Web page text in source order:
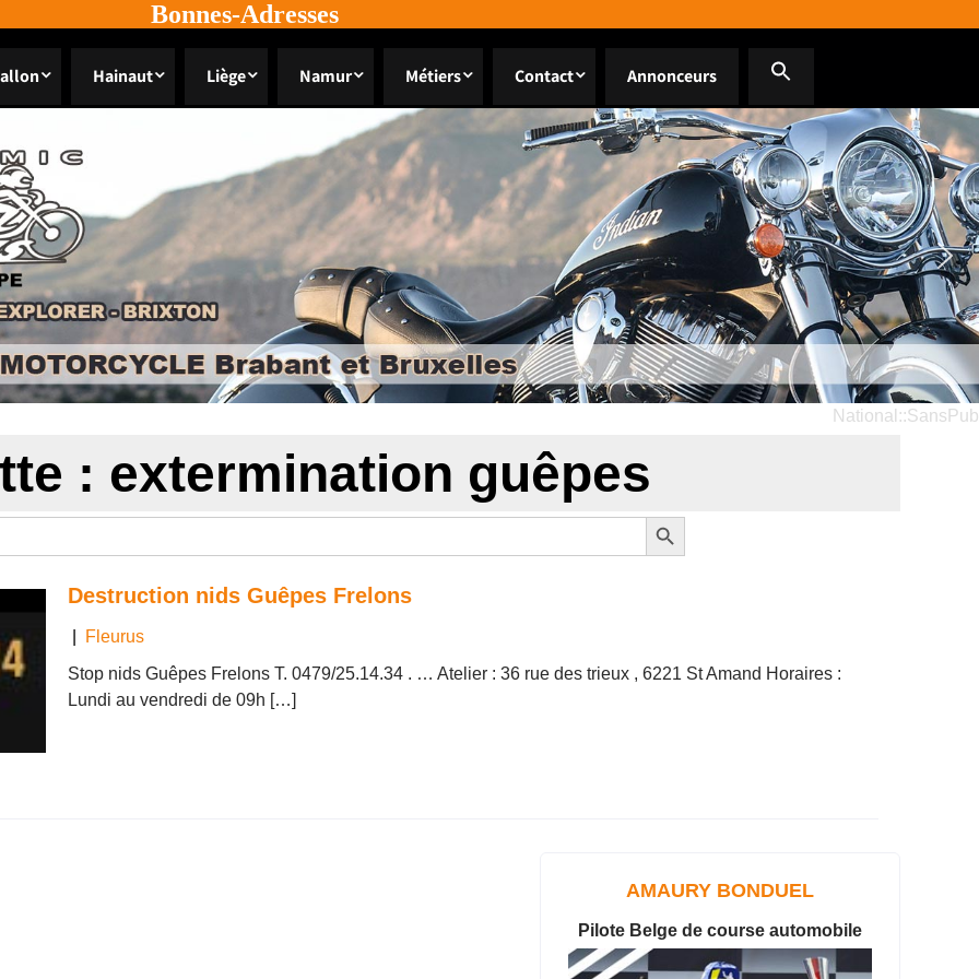
Bonnes-Adresses
Hainaut Liège Namur Métiers Contact Annonceurs
National::SansPub
: extermination guêpes
Search Button
Destruction nids Guêpes Frelons
Fleurus
Stop nids Guêpes Frelons T. 0479/25.14.34 . … Atelier : 36 rue des trieux , 6221 St Amand Horaires :
Lundi au vendredi de 09h […]
AMAURY BONDUEL
Pilote Belge de course automobile